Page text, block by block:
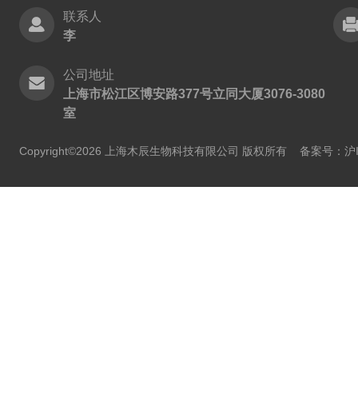
联系人
李
公司地址
上海市松江区博安路377号立同大厦3076-3080
室
Copyright©2026 上海木辰生物科技有限公司 版权所有 备案号：